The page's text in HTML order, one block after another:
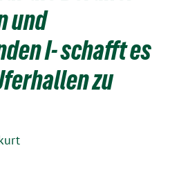
und
I- schafft es
zu